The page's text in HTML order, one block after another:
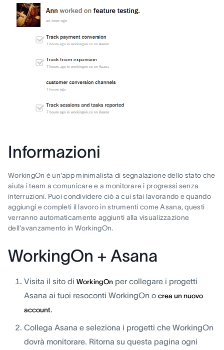
Informazioni
WorkingOn è un'app minimalista di segnalazione dello stato che
aiuta i team a comunicare e a monitorare i progressi senza
interruzioni. Puoi condividere ciò a cui stai lavorando e quando
aggiungi e completi il lavoro in strumenti come Asana, questi
verranno automaticamente aggiunti alla visualizzazione
dell'avanzamento in WorkingOn.
WorkingOn + Asana
Visita il sito di WorkingOn per collegare i progetti
Asana ai tuoi resoconti WorkingOn o crea un nuovo
account.
Collega Asana e seleziona i progetti che WorkingOn
dovrà monitorare. Ritorna su questa pagina ogni